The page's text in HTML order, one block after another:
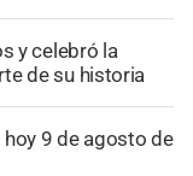
y celebró la
de su historia
9 de agosto de